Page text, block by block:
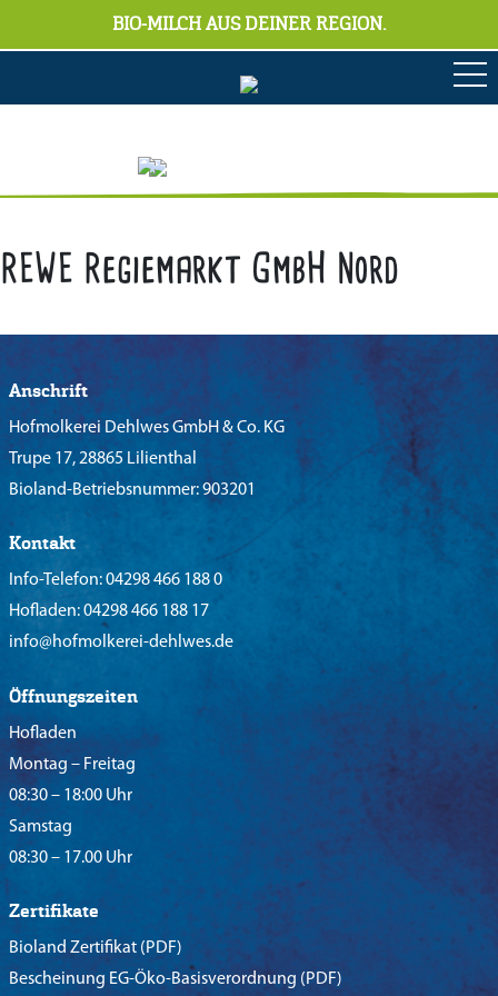
BIO-MILCH AUS DEINER REGION.
REWE Regiemarkt GmbH Nord
Anschrift
Hofmolkerei Dehlwes GmbH & Co. KG
Trupe 17, 28865 Lilienthal
Bioland-Betriebsnummer: 903201
Kontakt
Info-Telefon:04298 466 188 0
Hofladen:04298 466 188 17
info@hofmolkerei-dehlwes.de
Öffnungszeiten
Hofladen
Montag – Freitag
08:30 – 18:00 Uhr
Samstag
08:30 – 17.00 Uhr
Zertifikate
Bioland Zertifikat (PDF)
Bescheinung EG-Öko-Basisverordnung (PDF)